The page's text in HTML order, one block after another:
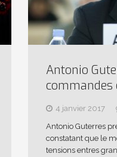
Antonio
commandes
4 janvier 2017
Antonio Guterres
constatant que le
tensions entres